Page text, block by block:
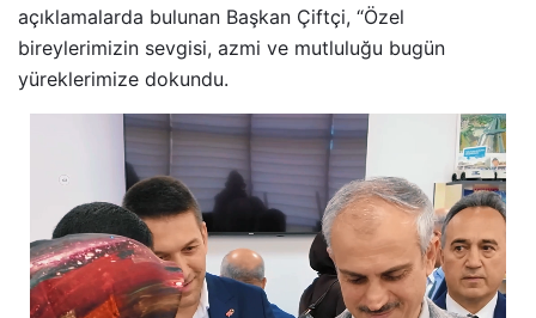
açıklamalarda bulunan Başkan Çiftçi, “Özel
bireylerimizin sevgisi, azmi ve mutluluğu bugün
yüreklerimize dokundu.